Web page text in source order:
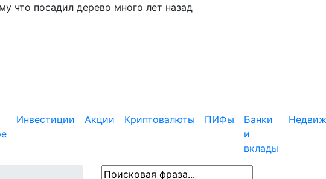
что посадил дерево много лет назад
Инвестиции Акции Криптовалюты ПИФы
Банки
и
вклады